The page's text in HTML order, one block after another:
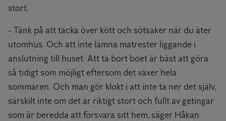
stort.
- Tänk på att täcka över kött och sötsaker när du äter
utomhus. Och att inte lämna matrester liggande i
anslutning till huset. Att ta bort boet är bäst att göra
så tidigt som möjligt eftersom det växer hela
sommaren. Och man gör klokt i att inte ta ner det själv,
särskilt inte om det är riktigt stort och fullt av getingar
som är beredda att försvara sitt hem, säger Håkan